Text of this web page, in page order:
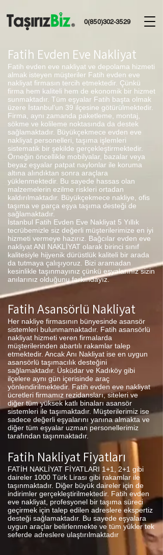
0(850)302-3529
Fatih Evden Eve Nakliyat
Fatih evden eve nakliyat ve depolama hizmeti
almak isteyen müşteriler Fatih evden eve
nakliyat firmasın tercih etmektedir. Çünkü
firma hem kaliteli hem de ekonomik bir hizmet
sunmaktadır. Tüm eşyalar Fatih başta olmak
üzere İstanbul’un 39 ilçesine götürülmektedir.
Firma, aynı zamanda paketleme, montaj,
sökme ve kolileme noktasında da destek
sağlamaktadır. Büyükçekmece evden eve
nakliyat personelleri, taşıma işlemleri
sistematik bir şekilde gerçekleştirmektedir.
Örneğin öncellikle mobilyalar, bazalar veya
beyaz eşyalar patpat naylonlar ile koruma
altına alındıktan sonra araçlara
yüklenmektedir. Bu sayede hassas olan
malzemelerin ezilme riskleri ortadan
kaldırılmaktadır. Büyükçekmece nakliye, ofis
taşıma ve parça eşya taşıma desteği de
sağlamaktadır.
İstanbul Fatih Evden Eve Nakliyat 5 Yıllık
tecrübemizle siz değerli müşterilerimize en iyi
hizmeti vermeye hazırız. Bağcılar evden eve
nakliyat ANI NAKLİYAT olarak birinci sınıf
kalitesiyle hijyenik dürüstlük kaliteli bir arada
da tutmaya çalışıyoruz. Bizi aramadan
kesinlikle taşınmayınız çünkü eşyalarınız sizin
anılarınız olduğunu farkındayız.
Fatih Asansörlü Nakliyat
Her nakliye firmasının bünyesinde asansör
sistemleri bulunmamaktadır. Fatih asansörlü
nakliyat hizmeti veren firmalarda
müşterilerinden abartılı rakamlar talep
etmektedir. Ancak Anı Nakliyat ise en uygun
asansörlü taşımacılık desteğini
sağlamaktadır. Üsküdar ve Kadıköy gibi
ilçelere aynı gün içerisinde araç
yönlendirilmektedir. Fatih evden eve nakliyat
ücretleri firmamız rezidansları, siteleri ve
diğer tüm yüksek katlı binaları asansör
sistemleri ile taşımaktadır. Müşterilerimiz ise
sadece değerli eşyalarını yanına almakta ve
diğer tüm eşyalar uzman personellerimiz
tarafından taşınmaktadır.
Fatih Nakliyat Fiyatları
FATİH NAKLİYAT FİYATLARI 1+1, 2+1 gibi
daireler 1000 Türk Lirası gibi rakamlar ile
taşınmaktadır. Diğer büyük daireler için de
indirimler gerçekleştirilmektedir. Fatih evden
eve nakliyat, profesyonel bir taşıma süreci
geçirmek için talep edilen adreslere ekspertiz
desteği sağlamaktadır. Bu sayede eşyalara
uygun araçlar belirlenmekte ve tüm yükler tek
seferde adreslere ulaştırılmaktadır